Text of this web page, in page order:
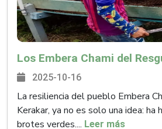
2025-10-16
La resiliencia del pueblo Embera
Kerakar, ya no es solo una idea: ha
brotes verdes.... Leer más